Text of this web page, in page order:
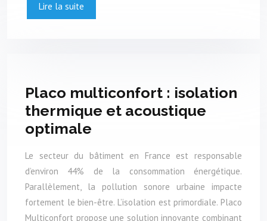
Lire la suite
Placo multiconfort : isolation
thermique et acoustique
optimale
Le secteur du bâtiment en France est responsable
d’environ 44% de la consommation énergétique.
Parallèlement, la pollution sonore urbaine impacte
fortement le bien-être. L’isolation est primordiale. Placo
Multiconfort propose une solution innovante combinant